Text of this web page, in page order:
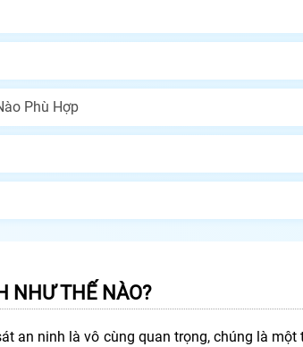
Phù Hợp
NHƯ THẾ NÀO?
an ninh là vô cùng quan trọng, chúng là